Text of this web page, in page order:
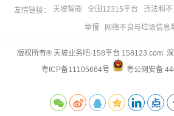
友情链接： 天坡智能 全国12315平台 违法和
举报 网络不良与垃圾信息
版权所有® 天坡业务吧·158平台 158123.com
粤ICP备11105664号
粤公网安备